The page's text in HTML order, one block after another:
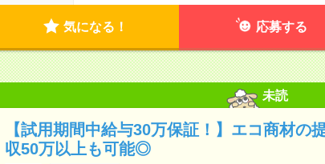
気になる！ 応募する
未読
【試用期間中給与30万保証！】エコ商材の
収50万以上も可能◎